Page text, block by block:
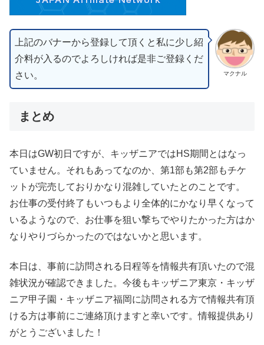
マクナル
上記のバナーから登録して頂くと私に少し紹
介料が入るのでよろしければ是非ご登録くだ
さい。
まとめ
本日はGW初日ですが、キッザニアではHS期間とはなっ
ていません。それもあってなのか、第1部も第2部もチケ
ットが完売しておりかなり混雑していたとのことです。
お仕事の受付終了もいつもより全体的にかなり早くなって
いるようなので、お仕事を狙い撃ちでやりたかった方はか
なりやりづらかったのではないかと思います。
本日は、事前に訪問される日程等を情報共有頂いたので混
雑状況が確認できました。今後もキッザニア東京・キッザ
ニア甲子園・キッザニア福岡に訪問される方で情報共有頂
ける方は事前にご連絡頂けますと幸いです。情報提供あり
がとうございました！